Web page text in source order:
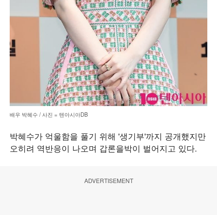
배우 박혜수 / 사진 = 텐아시아DB
박혜수가 억울함을 풀기 위해 '생기부'까지 공개했지만
오히려 역반응이 나오며 갑론을박이 벌어지고 있다.
ADVERTISEMENT